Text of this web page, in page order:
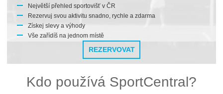
Největší přehled sportovišť v ČR
Rezervuj svou aktivitu snadno, rychle a zdarma
Získej slevy a výhody
Vše zařídíš na jednom místě
REZERVOVAT
Kdo používá SportCentral?